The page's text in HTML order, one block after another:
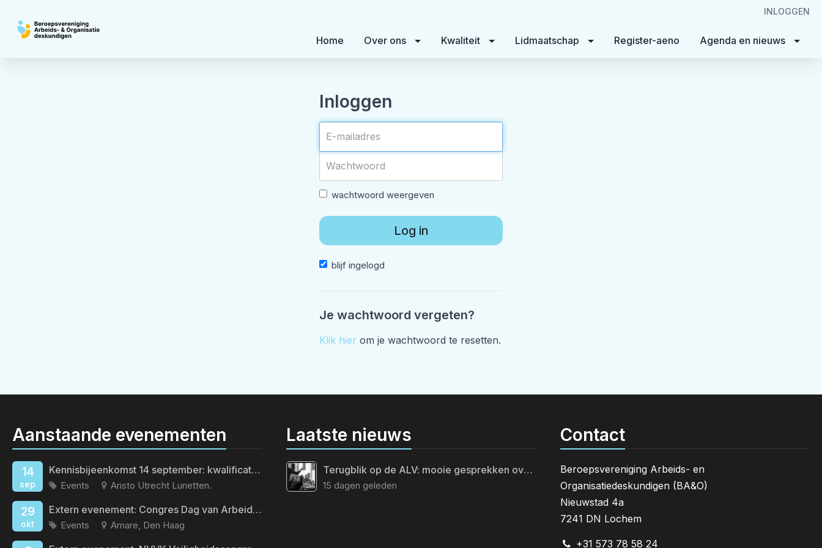
INLOGGEN
Home Over ons Kwaliteit Lidmaatschap Register-aeno Agenda en nieuws
Inloggen
wachtwoord weergeven
Log in
blijf ingelogd
Je wachtwoord vergeten?
Klik hier om je wachtwoord te resetten.
Aanstaande evenementen
14
sep
Kennisbijeenkomst 14 september: kwalificatieveroudering
Events Aristo Utrecht Lunetten.
29
okt
Extern evenement: Congres Dag van Arbeid en Gezondheid
Events Amare, Den Haag
Laatste nieuws
Terugblik op de ALV: mooie gesprekken over de toekomst van ons vak
15 dagen geleden
Contact
Beroepsvereniging Arbeids- en
Organisatiedeskundigen (BA&O)
Nieuwstad 4a
7241 DN Lochem
+31 573 78 58 24